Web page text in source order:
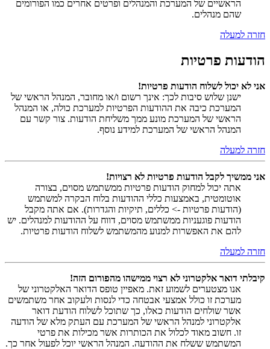
הראשיים של המערכת והמנהלים ופרטים אחרים כמו הפורומים
שהם מנהלים.
חזרה למעלה
הודעות פרטיות
אני לא יכול לשלוח הודעות פרטיות!
ישנן שלוש סיבות לכך: אינך רשום ו/או מחובר, המנהל הראשי של
המערכת כיבה את ההודעות הפרטיות למערכת כולה, או המנהל
הראשי של המערכת מונע ממך משליחת הודעות. צור קשר עם
המנהל הראשי של המערכת למידע נוסף.
חזרה למעלה
אני ממשיך לקבל הודעות פרטיות לא רצויות!
אתה יכול למחוק הודעות פרטיות ממשתמש מסוים, בצורה
אוטומטית, באמצעות כללי ההודעות בלוח הבקרה למשתמש
(הודעות פרטיות -> כללים, תיקיות והגדרות). אם אתה מקבל
הודעות פוגעניות ממשתמש מסוים, דווח על ההודעות למנהלים. יש
להם את האפשרות למנוע מהמשתמש לשלוח הודעות פרטיות.
חזרה למעלה
קיבלתי דואר אלקטרוני לא רצוי ממישהו מהפורום הזה!
אנו מצטערים לשמוע זאת. מאפיין טופס הדואר האלקטרוני של
מערכת זו כולל אמצעי אבטחה כדי לנסות ולעקוב אחר משתמשים
אשר שולחים הודעות כאלו, כך שתוכל לשלוח הודעת דואר
אלקטרוני למנהל הראשי של המערכת עם העתק מלא של הודעה
זו. חשוב מאוד לכלול את הכותרות אשר מכילות את פרטי
המשתמש ששלח את ההודעה. המנהל הראשי יוכל לפעול אחר כך.